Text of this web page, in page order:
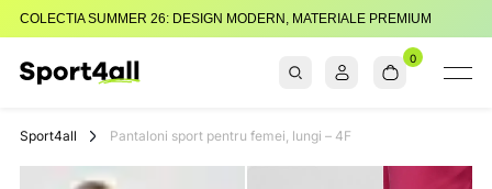
COLECTIA SUMMER 26: DESIGN MODERN, MATERIALE PREMIUM
0
Sport4all Pantaloni sport pentru femei, lungi – 4F